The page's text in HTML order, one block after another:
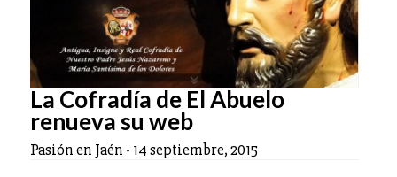
La Cofradía de El Abuelo
renueva su web
Pasión en Jaén - 14 septiembre, 2015